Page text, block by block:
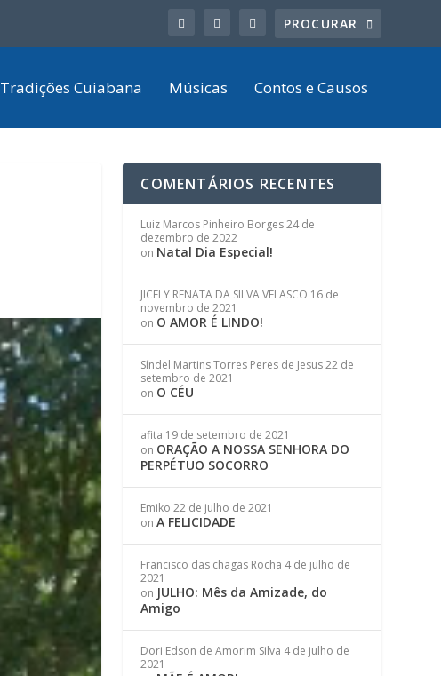
Tradições Cuiabana Músicas Contos e Causos
COMENTÁRIOS RECENTES
Luiz Marcos Pinheiro Borges24 de
dezembro de 2022
on Natal Dia Especial!
JICELY RENATA DA SILVA VELASCO 16 de
novembro de 2021
on O AMOR É LINDO!
Síndel Martins Torres Peres de Jesus22 de
setembro de 2021
on O CÉU
afita 19 de setembro de 2021
on ORAÇÃO A NOSSA SENHORA DO
PERPÉTUO SOCORRO
Emiko 22 de julho de 2021
onA FELICIDADE
Francisco das chagas Rocha 4 de julho de
2021
on JULHO: Mês da Amizade, do
Amigo
Dori Edson de Amorim Silva 4 de julho de
2021